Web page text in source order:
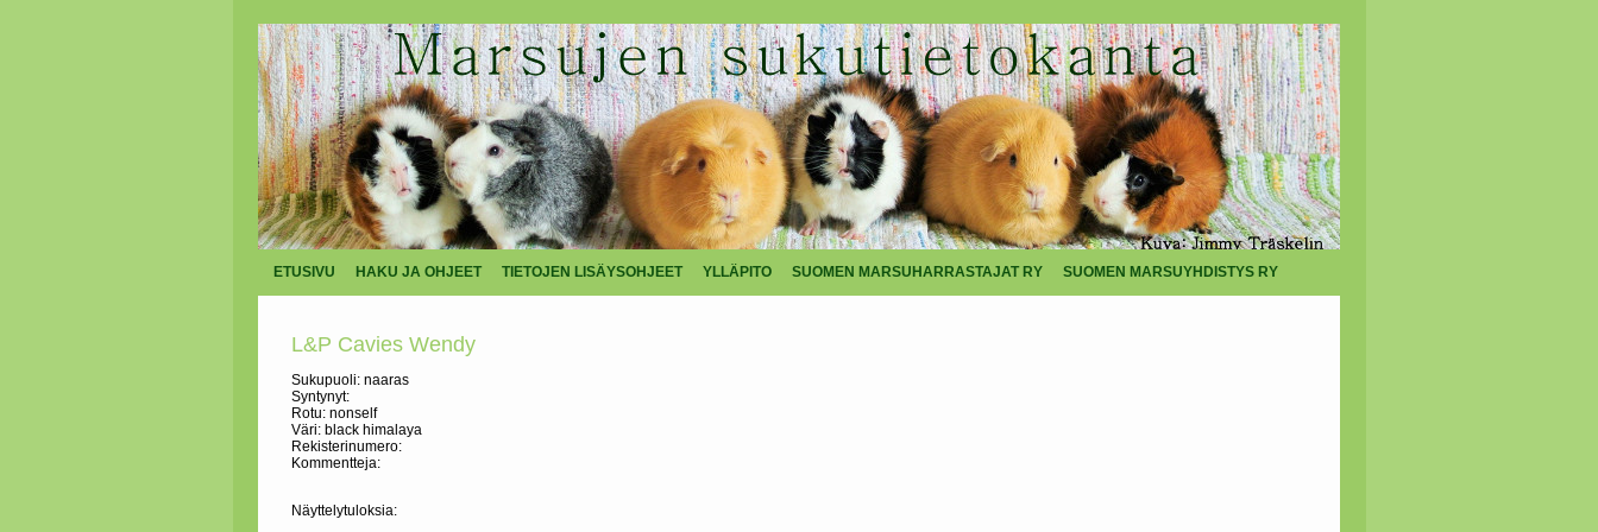
ETUSIVU HAKU JA OHJEET TIETOJEN LISÄYSOHJEET YLLÄPITO SUOMEN MARSUHARRASTAJAT RY SUOMEN MARSUYHDISTYS RY
L&P Cavies Wendy
Sukupuoli: naaras
Syntynyt:
Rotu: nonself
Väri: black himalaya
Rekisterinumero:
Kommentteja:
Näyttelytuloksia: